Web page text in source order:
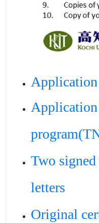
Two
letters
Original